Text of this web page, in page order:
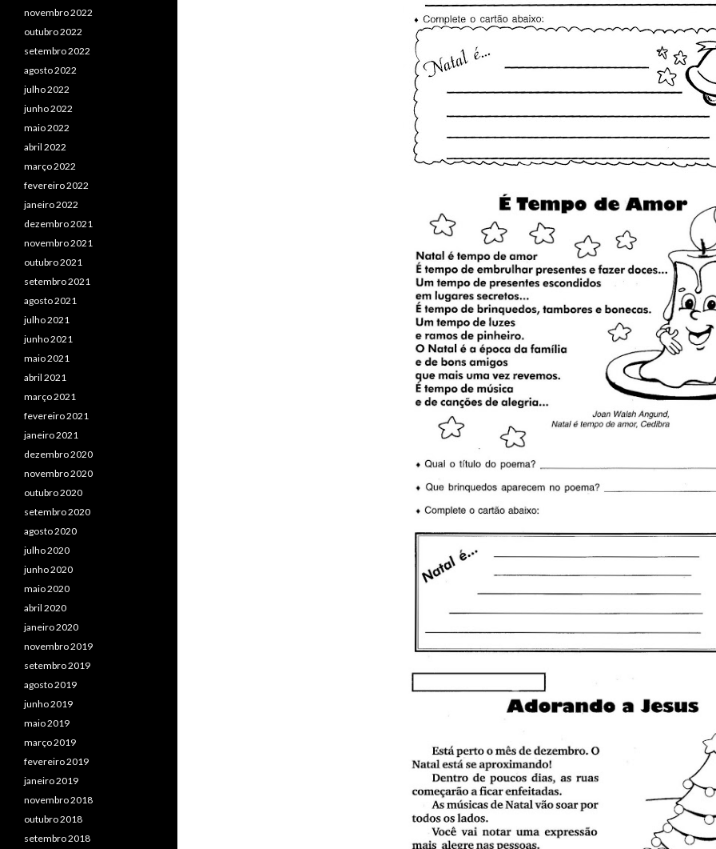
novembro 2022
outubro 2022
setembro 2022
agosto 2022
julho 2022
junho 2022
maio 2022
abril 2022
março 2022
fevereiro 2022
janeiro 2022
dezembro 2021
novembro 2021
outubro 2021
setembro 2021
agosto 2021
julho 2021
junho 2021
maio 2021
abril 2021
março 2021
fevereiro 2021
janeiro 2021
dezembro 2020
novembro 2020
outubro 2020
setembro 2020
agosto 2020
julho 2020
junho 2020
maio 2020
abril 2020
janeiro 2020
novembro 2019
setembro 2019
agosto 2019
junho 2019
maio 2019
março 2019
fevereiro 2019
janeiro 2019
novembro 2018
outubro 2018
setembro 2018